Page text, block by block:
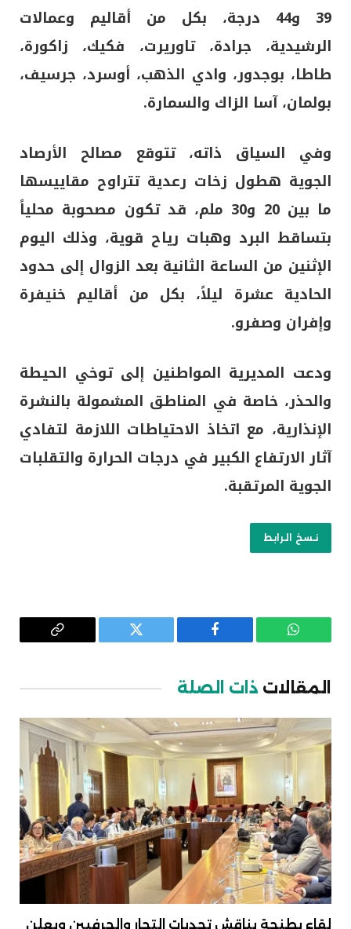
39 و44 درجة، بكل من أقاليم وعمالات
الرشيدية، جرادة، تاوريرت، فكيك، زاكورة،
طاطا، بوجدور، وادي الذهب، أوسرد، جرسيف،
بولمان، آسا الزاك والسمارة.
وفي السياق ذاته، تتوقع مصالح الأرصاد
الجوية هطول زخات رعدية تتراوح مقاييسها
ما بين 20 و30 ملم، قد تكون مصحوبة محلياً
بتساقط البرد وهبات رياح قوية، وذلك اليوم
الإثنين من الساعة الثانية بعد الزوال إلى حدود
الحادية عشرة ليلاً، بكل من أقاليم خنيفرة
وإفران وصفرو.
ودعت المديرية المواطنين إلى توخي الحيطة
والحذر، خاصة في المناطق المشمولة بالنشرة
الإنذارية، مع اتخاذ الاحتياطات اللازمة لتفادي
آثار الارتفاع الكبير في درجات الحرارة والتقلبات
الجوية المرتقبة.
نسخ الرابط
واتساب فيسبوك تويتر
Copy
المقالات ذات الصلة
لقاء بطنجة يناقش تحديات التجار والحرفيين ويعلن